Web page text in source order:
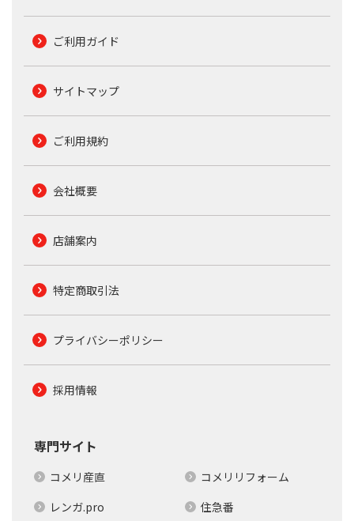
ご利用ガイド
サイトマップ
ご利用規約
会社概要
店舗案内
特定商取引法
プライバシーポリシー
採用情報
専門サイト
コメリ産直
コメリリフォーム
レンガ.pro
住急番